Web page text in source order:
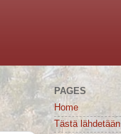
PAGES
Home
Tästä lähdetään